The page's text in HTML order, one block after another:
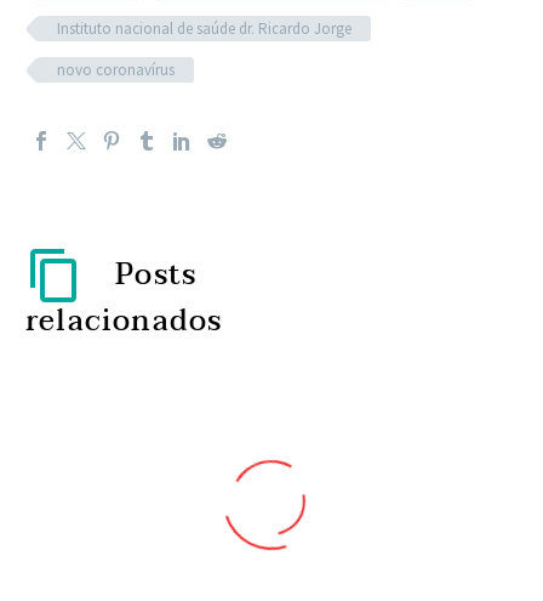
Instituto nacional de saúde dr. Ricardo Jorge
novo coronavírus
Posts
relacionados